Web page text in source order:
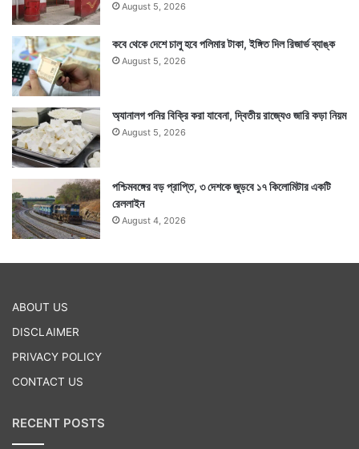
August 5, 2026
কবে থেকে দেশে চালু হবে পলিমার টাকা, ইঙ্গিত দিল রিজার্ভ ব্যাঙ্ক
August 5, 2026
অ্যানালগ পনির বিক্রি করা যাবেনা, দ্বিতীয় রাজ্যেও জারি কড়া নিয়ম
August 5, 2026
পশ্চিমবঙ্গের বড় প্রাপ্তি, ৩ দেশকে জুড়বে ১৭ কিলোমিটার একটি
রেললাইন
August 4, 2026
ABOUT US
DISCLAIMER
PRIVACY POLICY
CONTACT US
RECENT POSTS